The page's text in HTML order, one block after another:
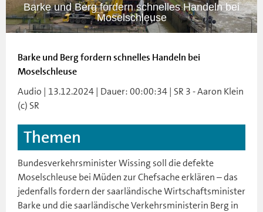
Barke und Berg fordern schnelles Handeln bei
Moselschleuse
Barke und Berg fordern schnelles Handeln bei
Moselschleuse
Audio | 13.12.2024 | Dauer: 00:00:34 | SR 3 - Aaron Klein
(c) SR
Themen
Bundesverkehrsminister Wissing soll die defekte
Moselschleuse bei Müden zur Chefsache erklären – das
jedenfalls fordern der saarländische Wirtschaftsminister
Barke und die saarländische Verkehrsministerin Berg in